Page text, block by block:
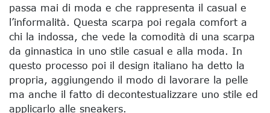
passa mai di moda e che rappresenta il casual e
l’informalità. Questa scarpa poi regala comfort a
chi la indossa, che vede la comodità di una scarpa
da ginnastica in uno stile casual e alla moda. In
questo processo poi il design italiano ha detto la
propria, aggiungendo il modo di lavorare la pelle
ma anche il fatto di decontestualizzare uno stile ed
applicarlo alle sneakers.